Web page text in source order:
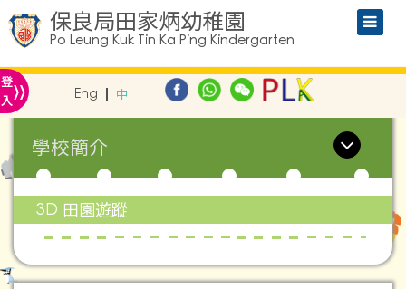
保良局田家炳幼稚園
Po Leung Kuk Tin Ka Ping Kindergarten
登
入» Eng 中
學校簡介
3D 田園遊蹤